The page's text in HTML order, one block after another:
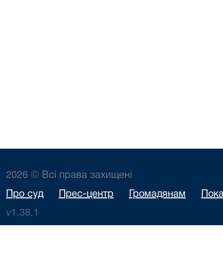
2026 © Всі права захищені
Про суд Прес-центр Громадянам
v1.38.1